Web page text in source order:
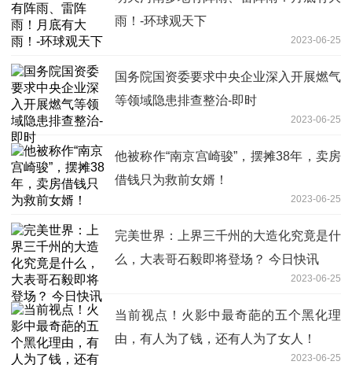
雨！-环球观天下
2023-06-25
国务院国资委要求中央企业深入开展燃气
等领域隐患排查整治-即时
2023-06-25
他被称作“南京宫崎骏”，摆摊38年，卖房
借钱只为救前女婿！
2023-06-25
完美世界：上界三千州的大造化究竟是什
么，大表哥石毅即将登场？ 今日快讯
2023-06-25
当前视点！火影中最奇葩的五个黑化理
由，有人为了钱，还有人为了女人！
2023-06-25